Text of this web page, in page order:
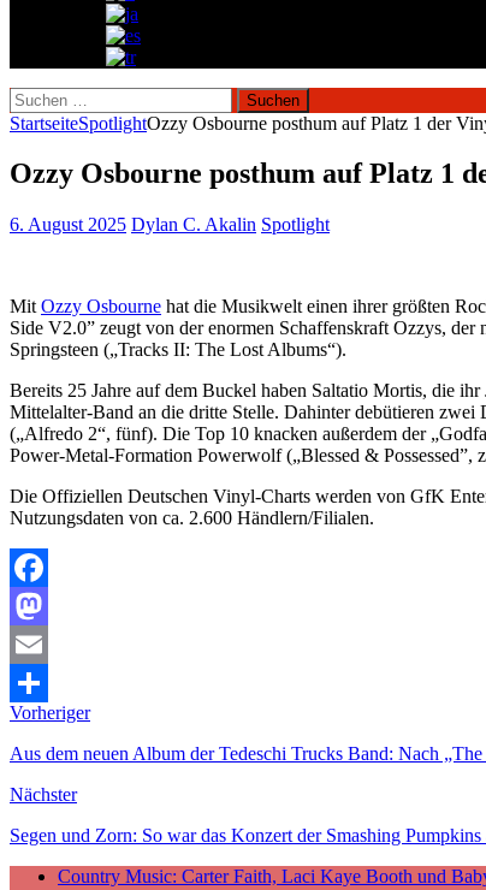
Suchen
nach:
StartseiteSpotlightOzzy Osbourne posthum auf Platz 1 der
Ozzy Osbourne posthum auf Platz 1
6. August 2025 Dylan C. Akalin Spotlight
Mit Ozzy Osbourne hat die Musikwelt einen ihrer größten
Side V2.0” zeugt von der enormen Schaffenskraft Ozzys,
Springsteen („Tracks II: The Lost Albums“).
Bereits 25 Jahre auf dem Buckel haben Saltatio Mortis, die
Mittelalter-Band an die dritte Stelle. Dahinter debütieren
(„Alfredo 2“, fünf). Die Top 10 knacken außerdem der
Power-Metal-Formation Powerwolf („Blessed & Possessed”,
Die Offiziellen Deutschen Vinyl-Charts werden von GfK
Nutzungsdaten von ca. 2.600 Händlern/Filialen.
Facebook
Mastodon
Email
Teilen
Vorheriger
Aus dem neuen Album der Tedeschi Trucks Band: Nach
Nächster
Segen und Zorn: So war das Konzert der Smashing
Country Music: Carter Faith, Laci Kaye Booth und